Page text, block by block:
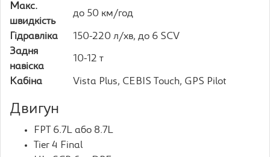
Макс.
швидкість
до 50 км/год
Гідравліка
150-220 л/хв, до 6 SCV
Задня
навіска
10-12 т
Кабіна Vista Plus, CEBIS Touch, GPS Pilot
Двигун
FPT 6.7L або 8.7L
Tier 4 Final